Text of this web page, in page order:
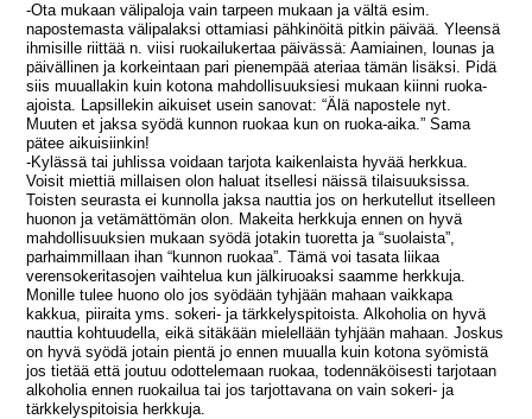
-Ota mukaan välipaloja vain tarpeen mukaan ja vältä esim.
napostemasta välipalaksi ottamiasi pähkinöitä pitkin päivää. Yleensä
ihmisille riittää n. viisi ruokailukertaa päivässä: Aamiainen, lounas ja
päivällinen ja korkeintaan pari pienempää ateriaa tämän lisäksi. Pidä
siis muuallakin kuin kotona mahdollisuuksiesi mukaan kiinni ruoka-
ajoista. Lapsillekin aikuiset usein sanovat: “Älä napostele nyt.
Muuten et jaksa syödä kunnon ruokaa kun on ruoka-aika.” Sama
pätee aikuisiinkin!
-Kylässä tai juhlissa voidaan tarjota kaikenlaista hyvää herkkua.
Voisit miettiä millaisen olon haluat itsellesi näissä tilaisuuksissa.
Toisten seurasta ei kunnolla jaksa nauttia jos on herkutellut itselleen
huonon ja vetämättömän olon. Makeita herkkuja ennen on hyvä
mahdollisuuksien mukaan syödä jotakin tuoretta ja “suolaista”,
parhaimmillaan ihan “kunnon ruokaa”. Tämä voi tasata liikaa
verensokeritasojen vaihtelua kun jälkiruoaksi saamme herkkuja.
Monille tulee huono olo jos syödään tyhjään mahaan vaikkapa
kakkua, piiraita yms. sokeri- ja tärkkelyspitoista. Alkoholia on hyvä
nauttia kohtuudella, eikä sitäkään mielellään tyhjään mahaan. Joskus
on hyvä syödä jotain pientä jo ennen muualla kuin kotona syömistä
jos tietää että joutuu odottelemaan ruokaa, todennäköisesti tarjotaan
alkoholia ennen ruokailua tai jos tarjottavana on vain sokeri- ja
tärkkelyspitoisia herkkuja.